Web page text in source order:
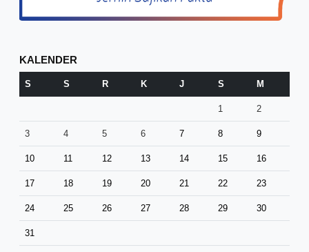
KALENDER
S S R K J S M
1 2
3 4 5 6 7 8 9
10 11 12 13 14 15 16
17 18 19 20 21 22 23
24 25 26 27 28 29 30
31